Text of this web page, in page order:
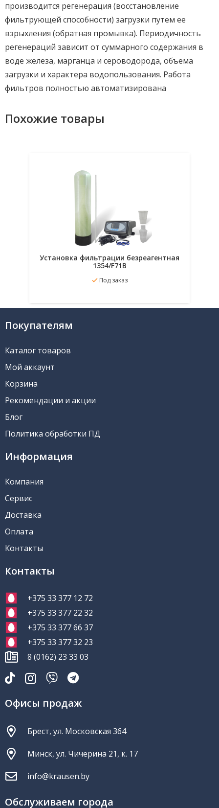
производится регенерация (восстановление
фильтрующей способности) загрузки путем ее
взрыхления (обратная промывка). Периодичность
регенераций зависит от суммарного содержания в
воде железа, марганца и сероводорода, объема
загрузки и характера водопользования. Работа
фильтров полностью автоматизирована
Похожие товары
Установка фильтрации безреагентная
1354/F71B
Под заказ
В избранное Подробнее
Покупателям
Каталог товаров
Мой аккаунт
Корзина
Рекомендации и акции
Блог
Политика обработки ПД
Информация
Компания
Сервис
Доставка
Оплата
Контакты
Контакты
+375 33 377 12 72
+375 33 377 22 32
+375 33 377 66 37
+375 33 377 32 23
8 (0162) 23 33 03
Офисы продаж
Брест, ул. Московская 364
Минск, ул. Чичерина 21, к. 17
info@krausen.by
Обслуживаем города